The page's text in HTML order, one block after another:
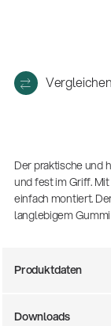
Vergleichen
Der praktische und
und fest im Griff.
einfach montiert.
langlebigem
Produktdaten
Downloads